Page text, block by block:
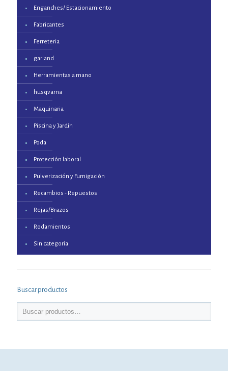
Enganches/ Estacionamiento
Fabricantes
Ferreteria
garland
Herramientas a mano
husqvarna
Maquinaria
Piscina y Jardín
Poda
Protección laboral
Pulverización y Fumigación
Recambios - Repuestos
Rejas/Brazos
Rodamientos
Sin categoría
Buscar productos